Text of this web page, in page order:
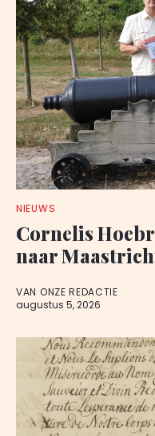
NIEUWS
Cornelis
naar
VAN ONZE REDACTIE
augustus 5, 2026